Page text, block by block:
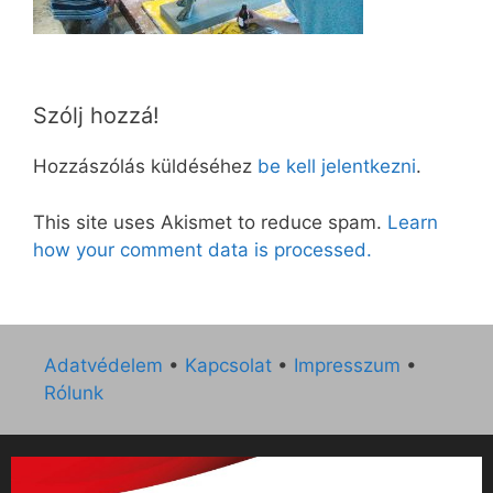
Szólj hozzá!
Hozzászólás küldéséhez be kell jelentkezni.
This site uses Akismet to reduce spam. Learn
how your comment data is processed.
Adatvédelem • Kapcsolat • Impresszum •
Rólunk